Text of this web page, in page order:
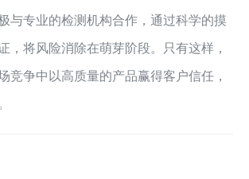
与专业的检测机构合作，通过科学的摸
，将风险消除在萌芽阶段。只有这样，
竞争中以高质量的产品赢得客户信任，